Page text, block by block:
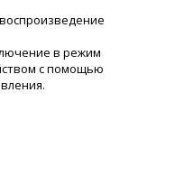
в режим
с помощью